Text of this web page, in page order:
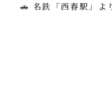
🚗 名鉄「西春駅」よ